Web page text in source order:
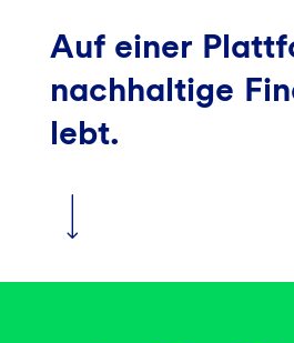
Auf einer
nachhaltige
lebt.